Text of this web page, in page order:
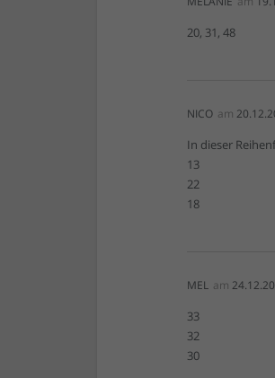
20, 31, 48
NICO am
In dieser
13
22
18
MEL am
33
32
30